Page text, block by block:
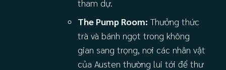
tham dự.
The Pump Room: Thưởng thức
trà và bánh ngọt trong không
gian sang trọng, nơi các nhân vật
của Austen thường lui tới để thư